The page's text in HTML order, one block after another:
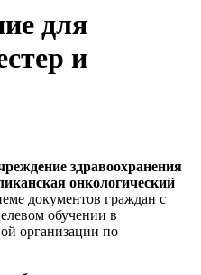
для
и
здравоохранения
онкологический
документов граждан с
обучении в
организации по